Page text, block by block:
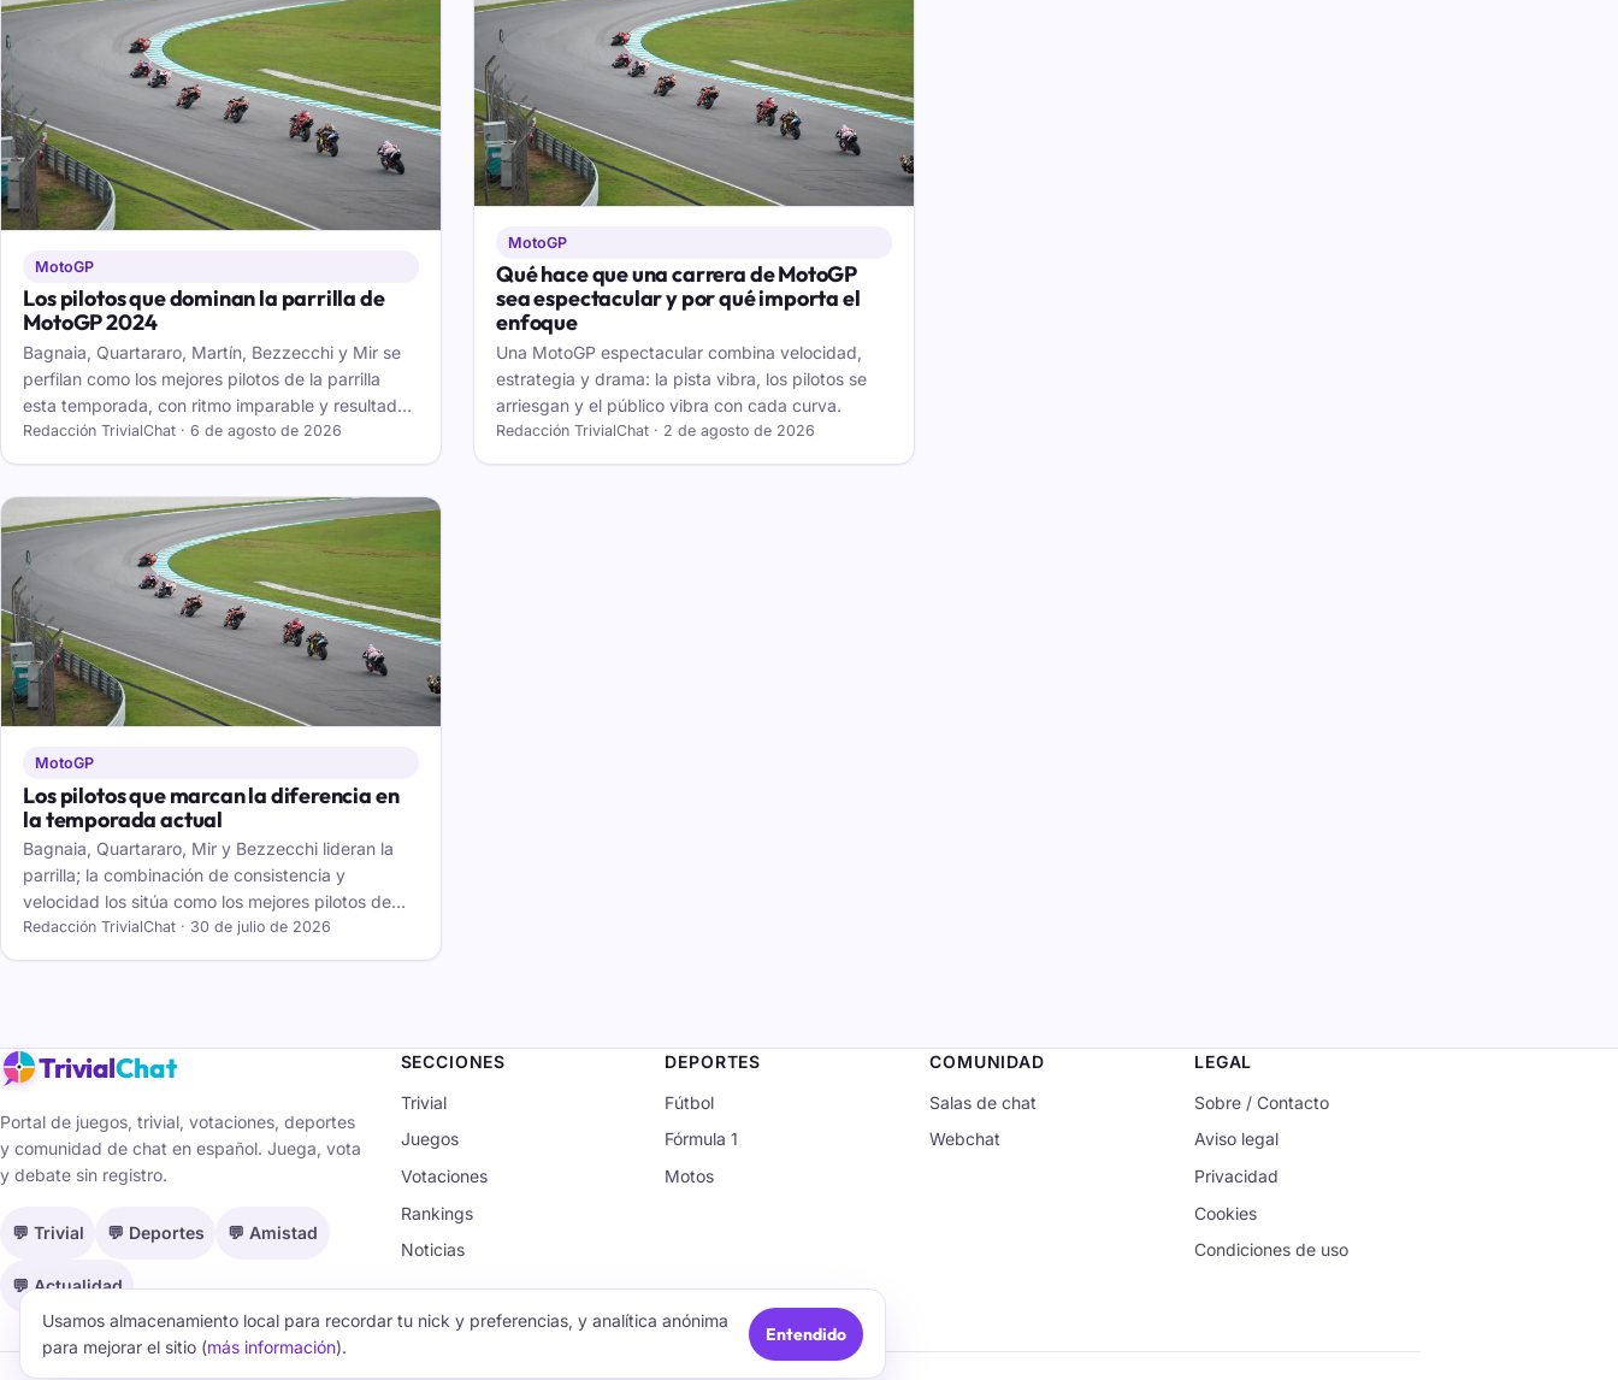
MotoGP
Los pilotos que dominan la parrilla de
MotoGP 2024
Bagnaia, Quartararo, Martín, Bezzecchi y Mir se
perfilan como los mejores pilotos de la parrilla
esta temporada, con ritmo imparable y resultados
que hablan por sí mismos.
Redacción TrivialChat · 6 de agosto de 2026
MotoGP
Qué hace que una carrera de MotoGP
sea espectacular y por qué importa el
enfoque
Una MotoGP espectacular combina velocidad,
estrategia y drama: la pista vibra, los pilotos se
arriesgan y el público vibra con cada curva.
Redacción TrivialChat · 2 de agosto de 2026
MotoGP
Los pilotos que marcan la diferencia en
la temporada actual
Bagnaia, Quartararo, Mir y Bezzecchi lideran la
parrilla; la combinación de consistencia y
velocidad los sitúa como los mejores pilotos de
MotoGP esta temporada.
Redacción TrivialChat · 30 de julio de 2026
TrivialChat
Portal de juegos, trivial, votaciones, deportes
y comunidad de chat en español. Juega, vota
y debate sin registro.
💬 Trivial 💬 Deportes 💬 Amistad
💬 Actualidad
SECCIONES
Trivial
Juegos
Votaciones
Rankings
Noticias
DEPORTES
Fútbol
Fórmula 1
Motos
COMUNIDAD
Salas de chat
Webchat
LEGAL
Sobre / Contacto
Aviso legal
Privacidad
Cookies
Condiciones de uso
Usamos almacenamiento local para recordar tu nick y preferencias, y analítica anónima
para mejorar el sitio (más información).
Entendido